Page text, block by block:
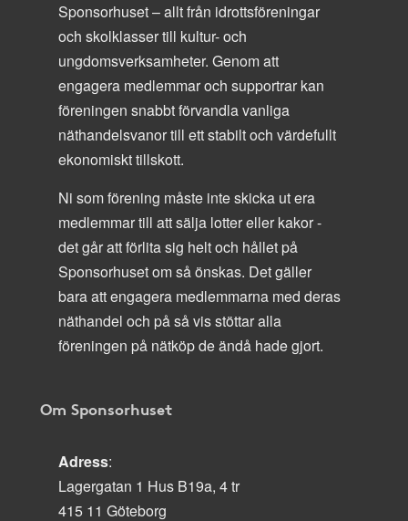
Sponsorhuset – allt från idrottsföreningar
och skolklasser till kultur- och
ungdomsverksamheter. Genom att
engagera medlemmar och supportrar kan
föreningen snabbt förvandla vanliga
näthandelsvanor till ett stabilt och värdefullt
ekonomiskt tillskott.
Ni som förening måste inte skicka ut era
medlemmar till att sälja lotter eller kakor -
det går att förlita sig helt och hållet på
Sponsorhuset om så önskas. Det gäller
bara att engagera medlemmarna med deras
näthandel och på så vis stöttar alla
föreningen på nätköp de ändå hade gjort.
Om Sponsorhuset
Adress:
Lagergatan 1 Hus B19a, 4 tr
415 11 Göteborg